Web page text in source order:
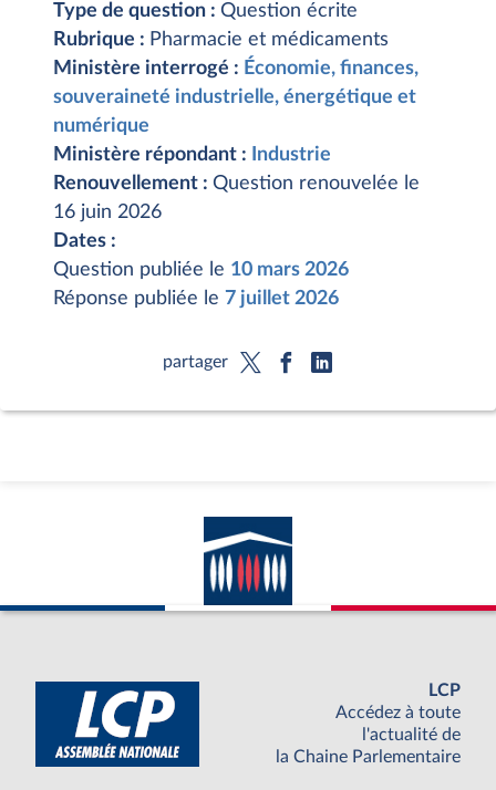
Type de question : Question écrite
Rubrique : Pharmacie et médicaments
Ministère interrogé : Économie, finances,
souveraineté industrielle, énergétique et
numérique
Ministère répondant :
Industrie
Renouvellement : Question renouvelée le
16 juin 2026
Dates :
Question publiée le 10 mars 2026
Réponse publiée le 7 juillet 2026
partager
LCP
Accédez à toute
l'actualité de
la Chaine Parlementaire